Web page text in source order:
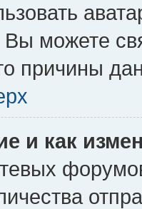
можете
причины
и как